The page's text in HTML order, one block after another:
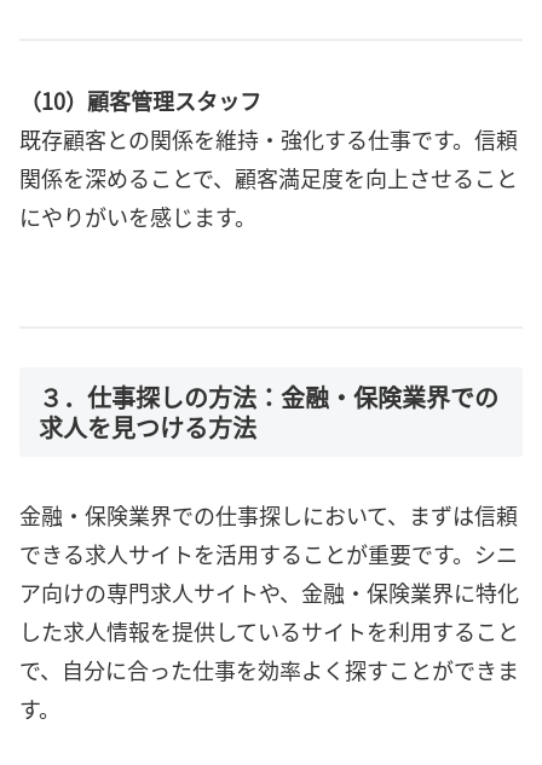
（10）顧客管理スタッフ
既存顧客との関係を維持・強化する仕事です。信頼
関係を深めることで、顧客満足度を向上させること
にやりがいを感じます。
３．仕事探しの方法：金融・保険業界での
求人を見つける方法
金融・保険業界での仕事探しにおいて、まずは信頼
できる求人サイトを活用することが重要です。シニ
ア向けの専門求人サイトや、金融・保険業界に特化
した求人情報を提供しているサイトを利用すること
で、自分に合った仕事を効率よく探すことができま
す。